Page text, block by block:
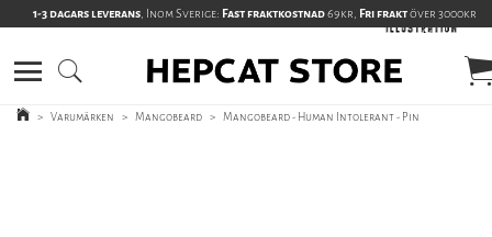
1-3 dagars leverans, Inom Sverige: Fast fraktkostnad69kr, Fri fraktöver 3000kr
> Varumärken > Mangobeard > Mangobeard - Human Intolerant - Pin